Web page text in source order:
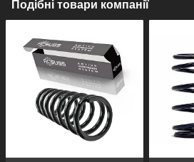
Подібні товари компанії